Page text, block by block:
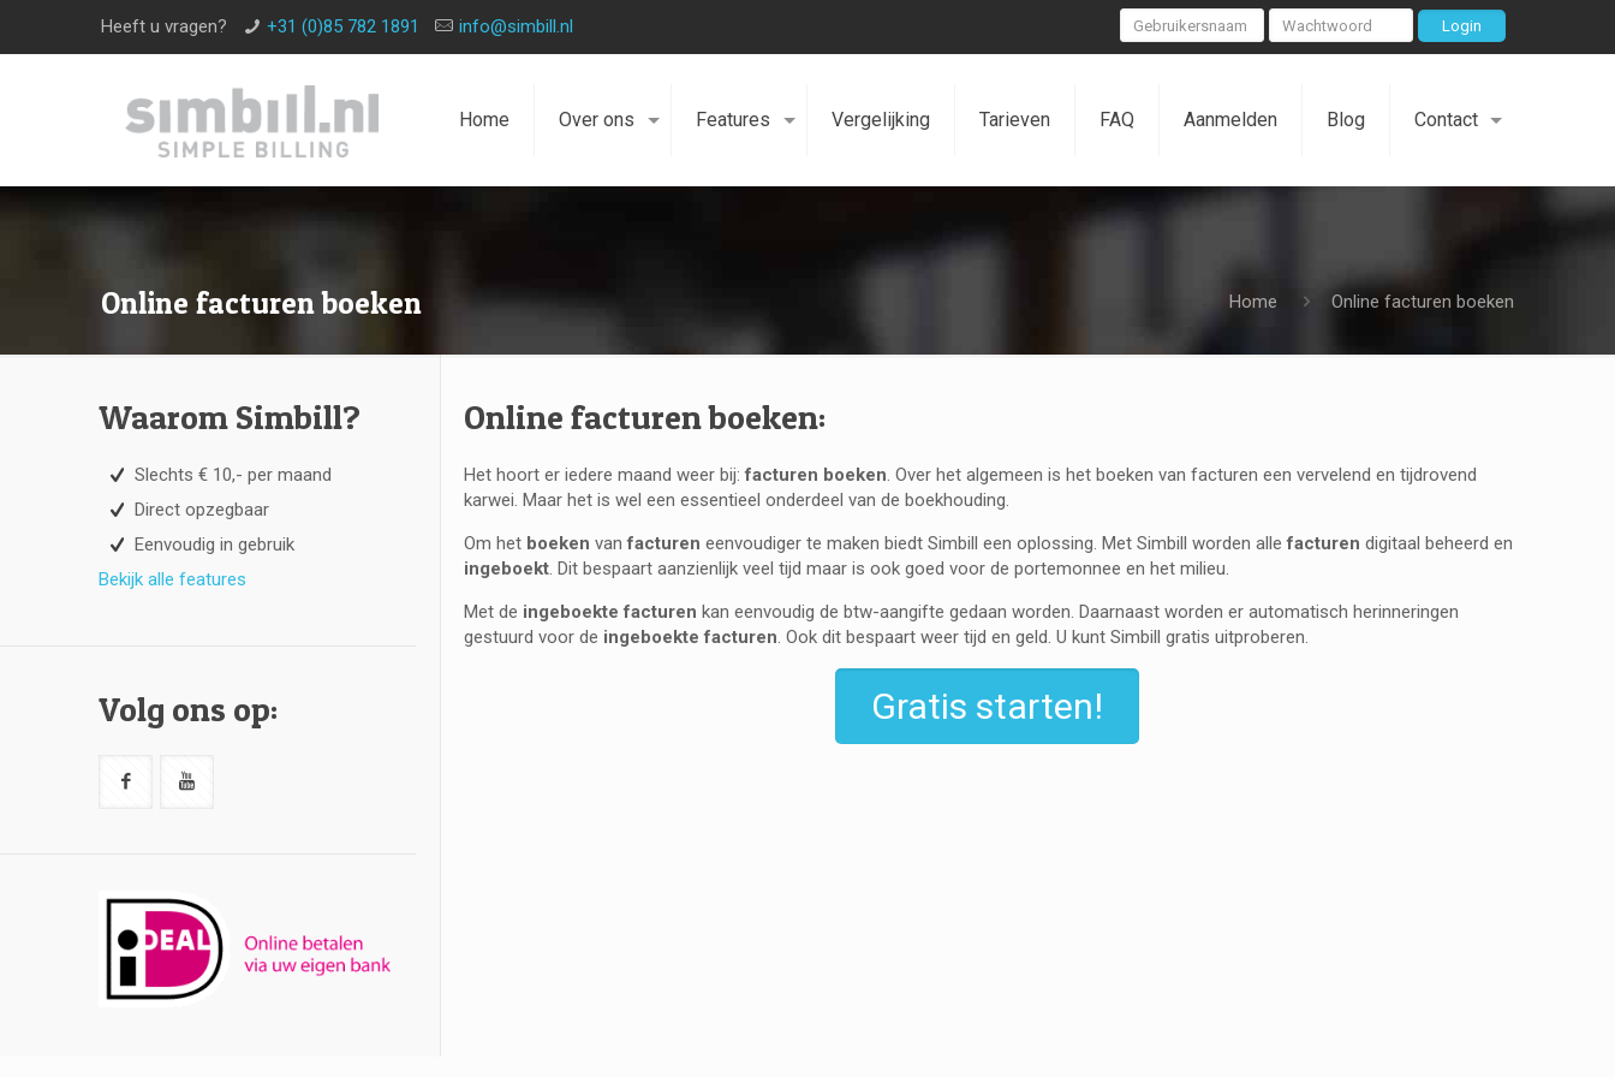
Heeft u vragen? +31 (0)85 782 1891 info@simbill.nl
Home Over ons Features Vergelijking Tarieven FAQ Aanmelden Blog Contact
Online facturen boeken Home Online facturen boeken
Online facturen boeken:
Het hoort er iedere maand weer bij:facturen boeken. Over het algemeen is het boeken van facturen een vervelend en tijdrovend
karwei. Maar het is wel een essentieel onderdeel van de boekhouding.
Om het boeken vanfacturen eenvoudiger te maken biedt Simbill een oplossing. Met Simbill worden allefacturen digitaal beheerd en
ingeboekt. Dit bespaart aanzienlijk veel tijd maar is ook goed voor de portemonnee en het milieu.
Met de ingeboekte facturen kan eenvoudig de btw-aangifte gedaan worden. Daarnaast worden er automatisch herinneringen
gestuurd voor de ingeboekte facturen. Ook dit bespaart weer tijd en geld. U kunt Simbill gratis uitproberen.
Gratis starten!
Waarom Simbill?
Slechts € 10,- per maand
Direct opzegbaar
Eenvoudig in gebruik
Bekijk alle features
Volg ons op: